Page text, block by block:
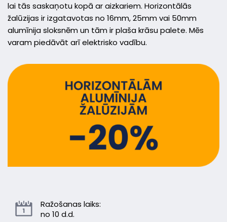
lai tās saskaņotu kopā ar aizkariem. Horizontālās
žalūzijas ir izgatavotas no 16mm, 25mm vai 50mm
alumīnija sloksnēm un tām ir plaša krāsu palete. Mēs
varam piedāvāt arī elektrisko vadību.
Ražošanas laiks:
no 10 d.d.